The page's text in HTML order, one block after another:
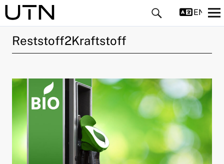
Menü aufklappen
Menü aufklappen
Menü aufklappen
Reststoff2Kraftstoff